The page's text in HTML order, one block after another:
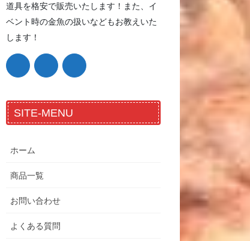
道具を格安で販売いたします！また、イ
ベント時の金魚の扱いなどもお教えいた
します！
SITE-MENU
ホーム
商品一覧
お問い合わせ
よくある質問